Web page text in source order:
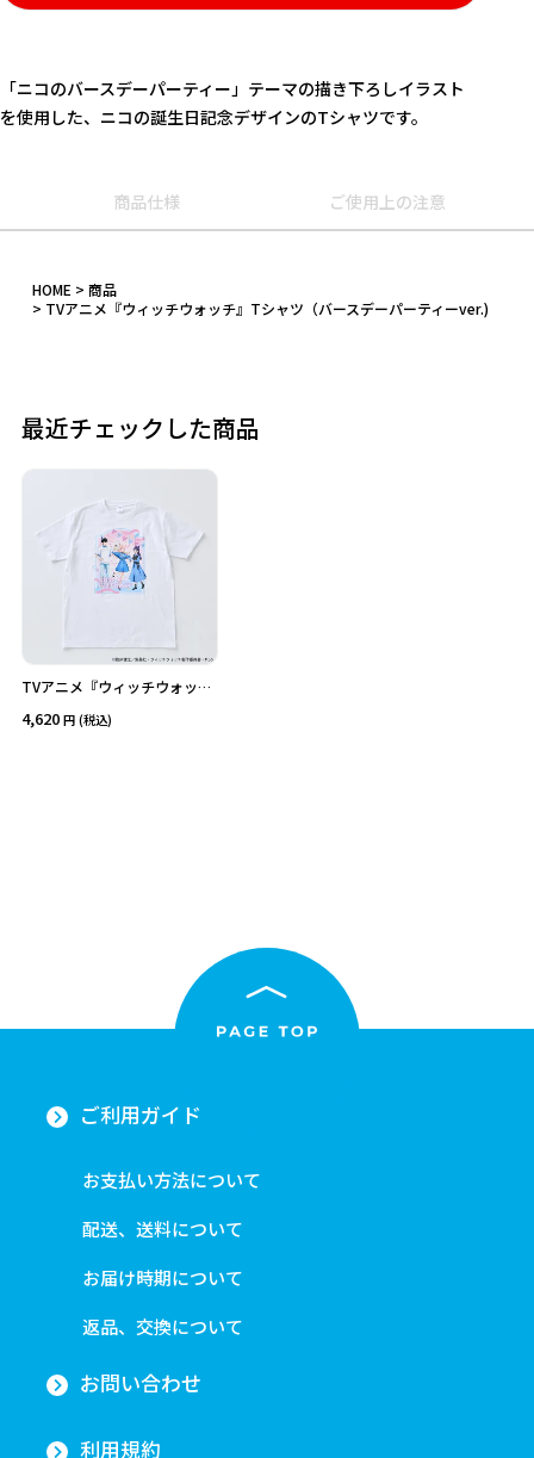
「ニコのバースデーパーティー」テーマの描き下ろしイラスト
を使用した、ニコの誕生日記念デザインのTシャツです。
商品仕様 ご使用上の注意
HOME
商品
TVアニメ『ウィッチウォッチ』Tシャツ（バースデーパーティーver.)
最近チェックした商品
TVアニメ『ウィッチウォッ
ティーver.)
4,620 (税込)
ご利用ガイド
お支払い方法について
配送、送料について
お届け時期について
返品、交換について
お問い合わせ
利用規約
キーワード
作品
価格
その他